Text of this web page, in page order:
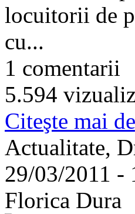
locuitorii de
cu...
1 comentarii
5.594
Citeşte mai
Actualitate,
29/03/2011 -
Florica Dura